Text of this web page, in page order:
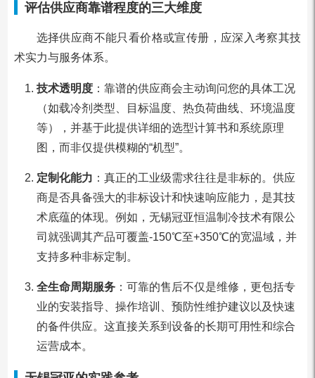
评估供应商靠谱程度的三大维度
选择供应商不能只看价格或宣传册，应深入考察其技
术实力与服务体系。
技术透明度：靠谱的供应商会主动询问您的具体工况
（如载冷剂类型、目标温度、热负荷曲线、环境温度
等），并基于此提供详细的选型计算书和系统原理
图，而非仅提供模糊的“机型”。
定制化能力 ：真正的工业级需求往往是非标的。供应
商是否具备强大的非标设计和快速响应能力，是其技
术底蕴的体现。例如，无锡冠亚恒温制冷技术有限公
司就强调其产品可覆盖-150℃至+350℃的宽温域，并
支持多种非标定制。
全生命周期服务：可靠的售后不仅是维修，更包括专
业的安装指导、操作培训、预防性维护建议以及快速
的备件供应。这直接关系到设备的长期可用性和综合
运营成本。